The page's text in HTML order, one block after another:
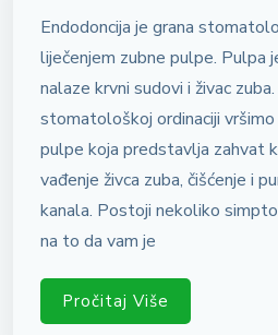
Endodoncija je grana
liječenjem zubne pulpe. Pulpa
nalaze krvni sudovi i živac
stomatološkoj ordinaciji vršimo
pulpe koja predstavlja zahvat
vađenje živca zuba, čišćenje i
kanala. Postoji nekoliko
na to da vam je
Pročitaj Više